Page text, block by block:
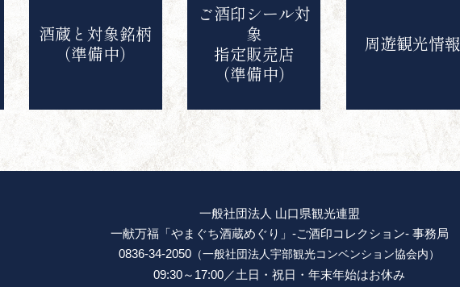
酒蔵と対象銘柄
（準備中）
ご酒印シール対
象
指定販売店
（準備中）
周遊観光情報
一般社団法人 山口県観光連盟
一献万福「やまぐち酒蔵めぐり」-ご酒印コレクション- 事務局
0836-34-2050 （一般社団法人宇部観光コンベンション協会内）
09:30～17:00／土日・祝日・年末年始はお休み